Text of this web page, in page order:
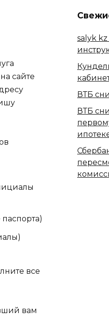
сайте
все
вам
salyk
ВТБ
ВТБ